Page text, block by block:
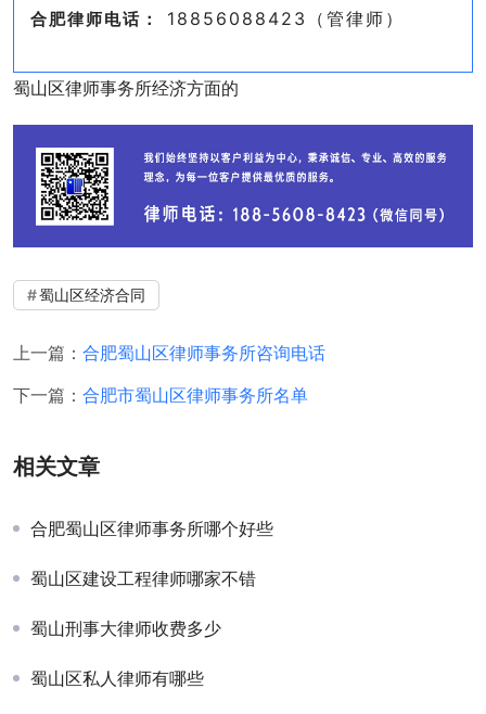
合肥律师电话： 18856088423（管律师）
蜀山区律师事务所经济方面的
蜀山区经济合同
上一篇： 合肥蜀山区律师事务所咨询电话
下一篇： 合肥市蜀山区律师事务所名单
相关文章
合肥蜀山区律师事务所哪个好些
蜀山区建设工程律师哪家不错
蜀山刑事大律师收费多少
蜀山区私人律师有哪些